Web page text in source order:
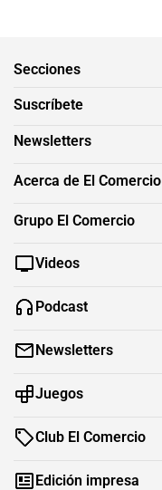
Secciones
Suscríbete
Newsletters
Acerca de El Comercio
Grupo El Comercio
Videos
Podcast
Newsletters
Juegos
Club El Comercio
Edición impresa